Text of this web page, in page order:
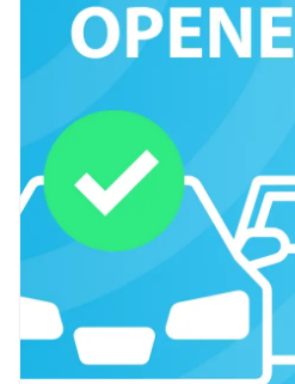
Op locatie
6 mnd garantie
Snel ter plaatse